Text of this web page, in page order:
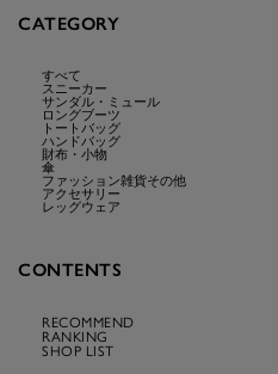
CATEGORY
すべて
スニーカー
サンダル・ミュール
ロングブーツ
トートバッグ
ハンドバッグ
財布・小物
傘
ファッション雑貨その他
アクセサリー
レッグウェア
CONTENTS
RECOMMEND
RANKING
SHOP LIST